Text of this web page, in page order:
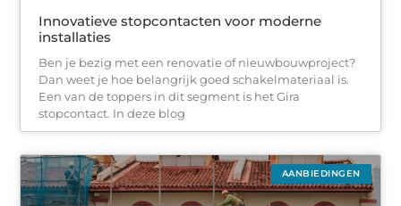
Innovatieve stopcontacten voor moderne
installaties
Ben je bezig met een renovatie of nieuwbouwproject?
Dan weet je hoe belangrijk goed schakelmateriaal is.
Een van de toppers in dit segment is het Gira
stopcontact. In deze blog
AANBIEDINGEN